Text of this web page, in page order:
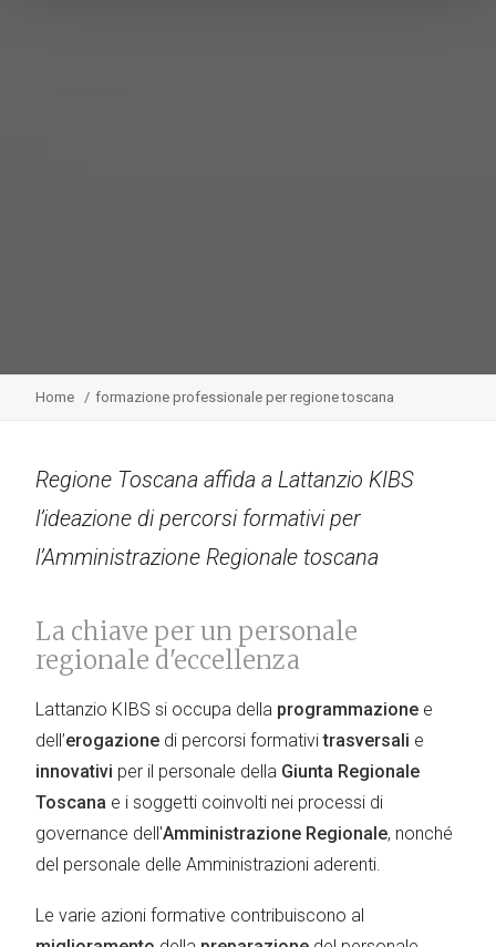
Home formazione professionale per regione toscana
Regione Toscana affida a Lattanzio KIBS
l’ideazione di percorsi formativi per
l’Amministrazione Regionale toscana
La chiave per un personale
regionale d'eccellenza
Lattanzio KIBS si occupa della programmazione e
dell’erogazione di percorsi formativitrasversali e
innovativi per il personale della Giunta Regionale
Toscana e i soggetti coinvolti nei processi di
governance dell'Amministrazione Regionale, nonché
del personale delle Amministrazioni aderenti.
Le varie azioni formative contribuiscono al